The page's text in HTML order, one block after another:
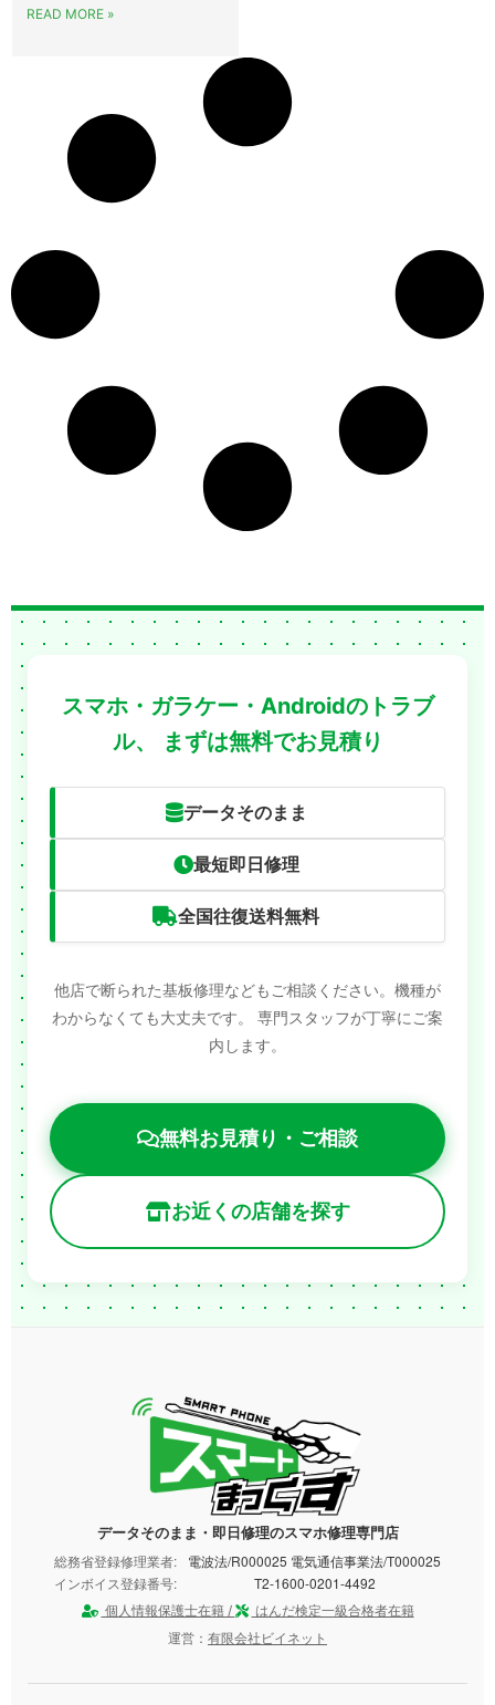
READ MORE »
スマホ・ガラケー・Androidのトラブ
ル、
まずは無料でお見積り
データそのまま
最短即日修理
全国往復送料無料
他店で断られた基板修理などもご相談ください。機種が
わからなくても大丈夫です。
専門スタッフが丁寧にご案
内します。
無料お見積り・ご相談
お近くの店舗を探す
データそのまま・即日修理のスマホ修理専門店
総務省登録修理業者:
電波法/R000025 電気通信事業法/T000025
インボイス登録番号:
T2-1600-0201-4492
個人情報保護士在籍 /
はんだ検定一級合格者在籍
運営： 有限会社ビイネット